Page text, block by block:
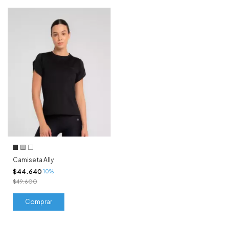
Camiseta Ally
$44.640 10%
$49.600
Comprar